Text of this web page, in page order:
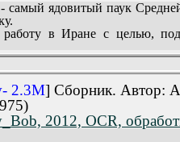
ядовитый паук
работу в Иране с целью,
из пункта 6 договора с
Армии. Эта мера не
сохранила
романа «Черный
разведки, непрерывно
2.3M] Сборник. Автор:
2012, OCR,